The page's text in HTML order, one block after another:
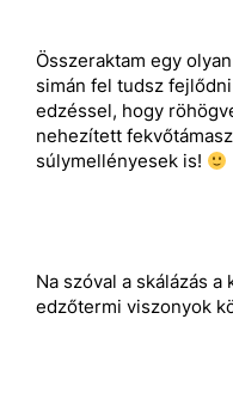
Összeraktam egy
simán fel tudsz
edzéssel, hogy
nehezített
súlymellényesek is!
Na szóval a skálázás
edzőtermi viszonyok